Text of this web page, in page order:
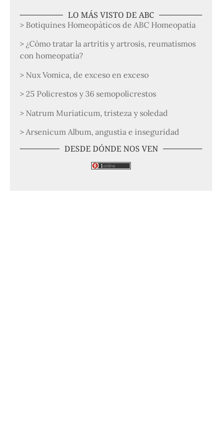
LO MÁS VISTO DE ABC
> Botiquines Homeopáticos de ABC Homeopatía
> ¿Cómo tratar la artritis y artrosis, reumatismos
con homeopatía?
> Nux Vomica, de exceso en exceso
> 25 Policrestos y 36 semopolicrestos
> Natrum Muriaticum, tristeza y soledad
> Arsenicum Album, angustia e inseguridad
DESDE DÓNDE NOS VEN